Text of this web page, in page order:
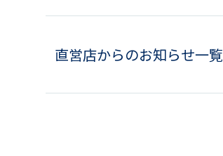
直営店からのお知らせ一覧